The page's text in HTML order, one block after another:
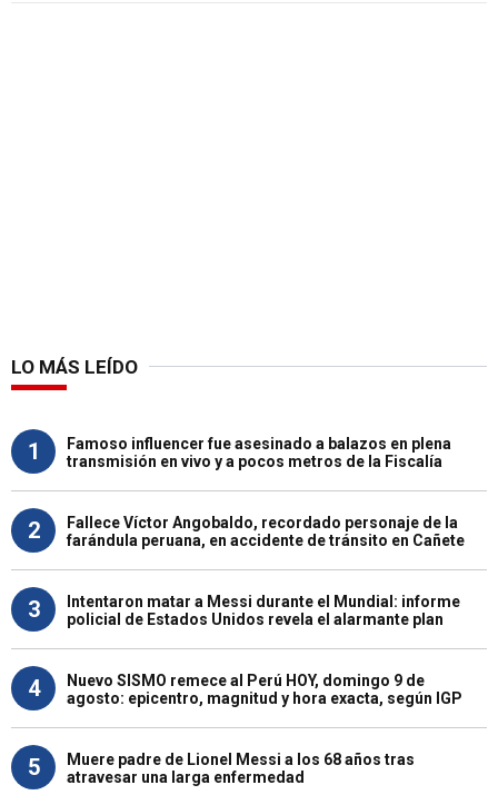
LO MÁS LEÍDO
1
Famoso influencer fue asesinado a balazos en plena
transmisión en vivo y a pocos metros de la Fiscalía
2
Fallece Víctor Angobaldo, recordado personaje de la
farándula peruana, en accidente de tránsito en Cañete
3
Intentaron matar a Messi durante el Mundial: informe
policial de Estados Unidos revela el alarmante plan
4
Nuevo SISMO remece al Perú HOY, domingo 9 de
agosto: epicentro, magnitud y hora exacta, según IGP
5
Muere padre de Lionel Messi a los 68 años tras
atravesar una larga enfermedad